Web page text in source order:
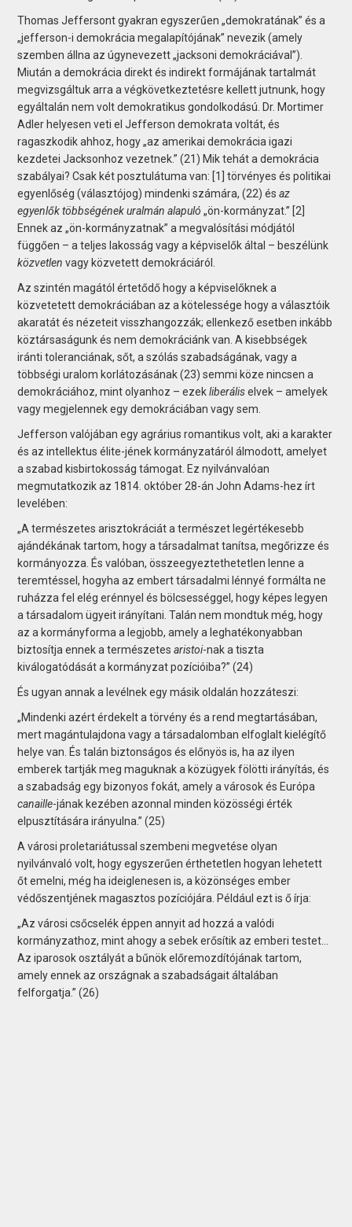
Thomas Jeffersont gyakran egyszerűen „demokratának” és a
„jefferson-i demokrácia megalapítójának” nevezik (amely
szemben állna az úgynevezett „jacksoni demokráciával”).
Miután a demokrácia direkt és indirekt formájának tartalmát
megvizsgáltuk arra a végkövetkeztetésre kellett jutnunk, hogy
egyáltalán nem volt demokratikus gondolkodású. Dr. Mortimer
Adler helyesen veti el Jefferson demokrata voltát, és
ragaszkodik ahhoz, hogy „az amerikai demokrácia igazi
kezdetei Jacksonhoz vezetnek.” (21) Mik tehát a demokrácia
szabályai? Csak két posztulátuma van: [1] törvényes és politikai
egyenlőség (választójog) mindenki számára, (22) ésaz
egyenlők többségének uralmán alapuló „ön-kormányzat.” [2]
Ennek az „ön-kormányzatnak” a megvalósítási módjától
függően – a teljes lakosság vagy a képviselők által – beszélünk
közvetlen vagy közvetett demokráciáról.
Az szintén magától értetődő hogy a képviselőknek a
közvetetett demokráciában az a kötelessége hogy a választóik
akaratát és nézeteit visszhangozzák; ellenkező esetben inkább
köztársaságunk és nem demokráciánk van. A kisebbségek
iránti toleranciának, sőt, a szólás szabadságának, vagy a
többségi uralom korlátozásának (23) semmi köze nincsen a
demokráciához, mint olyanhoz – ezekliberáliselvek – amelyek
vagy megjelennek egy demokráciában vagy sem.
Jefferson valójában egy agrárius romantikus volt, aki a karakter
és az intellektus élite-jének kormányzatáról álmodott, amelyet
a szabad kisbirtokosság támogat. Ez nyilvánvalóan
megmutatkozik az 1814. október 28-án John Adams-hez írt
levelében:
„A természetes arisztokráciát a természet legértékesebb
ajándékának tartom, hogy a társadalmat tanítsa, megőrizze és
kormányozza. És valóban, összeegyeztethetetlen lenne a
teremtéssel, hogyha az embert társadalmi lénnyé formálta ne
ruházza fel elég erénnyel és bölcsességgel, hogy képes legyen
a társadalom ügyeit irányítani. Talán nem mondtuk még, hogy
az a kormányforma a legjobb, amely a leghatékonyabban
biztosítja ennek a természetesaristoi-nak a tiszta
kiválogatódását a kormányzat pozícióiba?” (24)
És ugyan annak a levélnek egy másik oldalán hozzáteszi:
„Mindenki azért érdekelt a törvény és a rend megtartásában,
mert magántulajdona vagy a társadalomban elfoglalt kielégítő
helye van. És talán biztonságos és előnyös is, ha az ilyen
emberek tartják meg maguknak a közügyek fölötti irányítás, és
a szabadság egy bizonyos fokát, amely a városok és Európa
canaille-jának kezében azonnal minden közösségi érték
elpusztítására irányulna.” (25)
A városi proletariátussal szembeni megvetése olyan
nyilvánvaló volt, hogy egyszerűen érthetetlen hogyan lehetett
őt emelni, még ha ideiglenesen is, a közönséges ember
védőszentjének magasztos pozíciójára. Például ezt is ő írja:
„Az városi csőcselék éppen annyit ad hozzá a valódi
kormányzathoz, mint ahogy a sebek erősítik az emberi testet…
Az iparosok osztályát a bűnök előremozdítójának tartom,
amely ennek az országnak a szabadságait általában
felforgatja.” (26)